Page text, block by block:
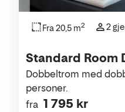
Standard Room
fra 1 795 kr
Dobbeltrom med
personer.
Fra 20,5 m2 2